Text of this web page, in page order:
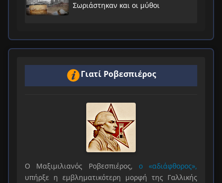
Σωριάστηκαν και οι μύθοι
Γιατί Ροβεσπιέρος
Ο Μαξιμιλιανός Ροβεσπιέρος, ο «αδιάφθορος»,
υπήρξε η εμβληματικότερη μορφή της Γαλλικής